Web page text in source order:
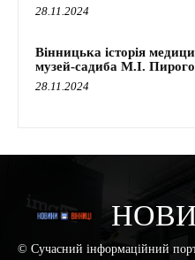
28.11.2024
Вінницька історія
музей-садиба М.І.
28.11.2024
© Сучасний інформаційний